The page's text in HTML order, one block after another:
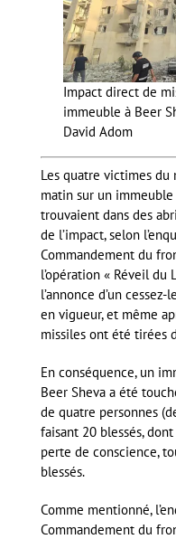
Impact direct de
immeuble à Beer
David Adom
Les quatre victimes
matin sur un immeuble
trouvaient dans des
de l’impact, selon
Commandement du
l’opération « Réveil
l’annonce d’un
en vigueur, et même
missiles ont été tirées
En conséquence, un
Beer Sheva a été
de quatre personnes
faisant 20 blessés,
perte de conscience,
blessés.
Comme mentionné,
Commandement du